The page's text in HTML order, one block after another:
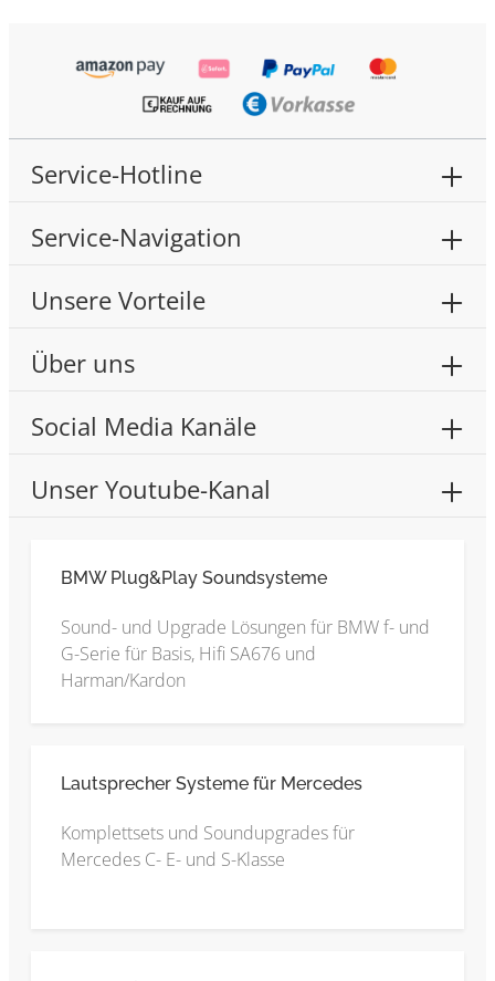
Service-Hotline
Service-Navigation
Unsere Vorteile
Über uns
Social Media Kanäle
Unser Youtube-Kanal
BMW Plug&Play Soundsysteme
Sound- und Upgrade Lösungen für BMW f- und
G-Serie für Basis, Hifi SA676 und
Harman/Kardon
Lautsprecher Systeme für Mercedes
Komplettsets und Soundupgrades für
Mercedes C- E- und S-Klasse